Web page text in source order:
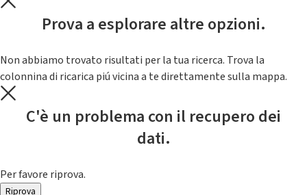
Prova a esplorare altre opzioni.
Non abbiamo trovato risultati per la tua ricerca. Trova la
colonnina di ricarica piú vicina a te direttamente sulla mappa.
C'è un problema con il recupero dei
dati.
Per favore riprova.
Riprova